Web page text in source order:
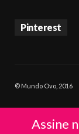
Pinterest
© Mundo Ovo, 2016
Assine